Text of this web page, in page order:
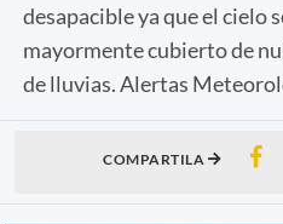
desapacible ya que el cielo
mayormente cubierto de
de lluvias. Alertas
COMPARTILA